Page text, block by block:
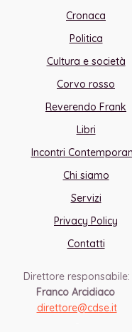
Cronaca
Politica
Cultura e società
Corvo rosso
Reverendo Frank
Libri
Incontri
Chi siamo
Servizi
Privacy Policy
Contatti
Direttore responsabile:
Franco Arcidiaco
direttore@cdse.it